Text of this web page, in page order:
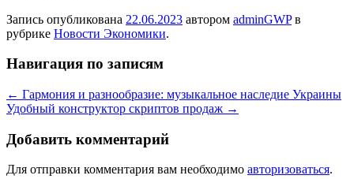
Запись опубликована 22.06.2023 автором adminGWPв
рубрике Новости Экономики.
Навигация по записям
← Гармония и разнообразие: музыкальное наследие Украины
Удобный конструктор скриптов продаж →
Добавить комментарий
Для отправки комментария вам необходимо авторизоваться.